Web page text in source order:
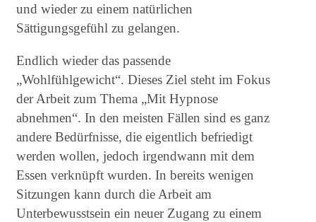
und wieder zu einem natürlichen
Sättigungsgefühl zu gelangen.
Endlich wieder das passende
„Wohlfühlgewicht“. Dieses Ziel steht im Fokus
der Arbeit zum Thema „Mit Hypnose
abnehmen“. In den meisten Fällen sind es ganz
andere Bedürfnisse, die eigentlich befriedigt
werden wollen, jedoch irgendwann mit dem
Essen verknüpft wurden. In bereits wenigen
Sitzungen kann durch die Arbeit am
Unterbewusstsein ein neuer Zugang zu einem